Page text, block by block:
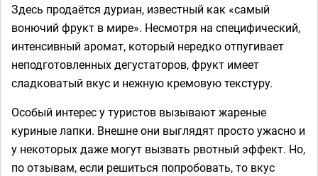
Здесь продаётся дуриан, известный как «самый
вонючий фрукт в мире». Несмотря на специфический,
интенсивный аромат, который нередко отпугивает
неподготовленных дегустаторов, фрукт имеет
сладковатый вкус и нежную кремовую текстуру.
Особый интерес у туристов вызывают жареные
куриные лапки. Внешне они выглядят просто ужасно и
у некоторых даже могут вызвать рвотный эффект. Но,
по отзывам, если решиться попробовать, то вкус